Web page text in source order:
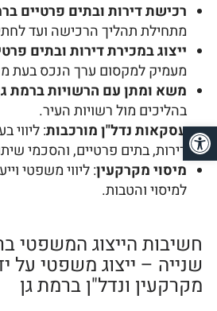
רכישת דירות ובתים פרטיים
מתחילת תהליך הרכישה ועד
ייצוג במכירת דירות ובתים
מעמיק למקסום ערך הנכס בעת
משא ומתן עם הרשויות ברמת
בהליכים מול רשויות העיר.
עסקאות נדל"ן מורכבות: ליווי
דירות, בתים פרטיים, והסכמי
מיסוי מקרקעין: ליווי משפטי
למיסוי והטבות.
חשיבות הייצוג המשפטי
שנייה – ייצוג משפטי על
מקרקעין ונדל"ן ברמת גן
פתח סרגל נגישות